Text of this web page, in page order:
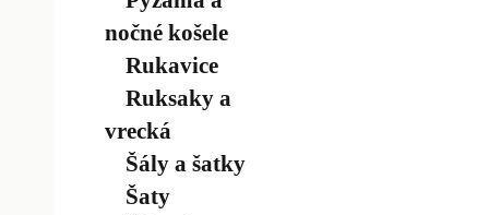
nočné košele
Rukavice
Ruksaky a
vrecká
Šály a šatky
Šaty